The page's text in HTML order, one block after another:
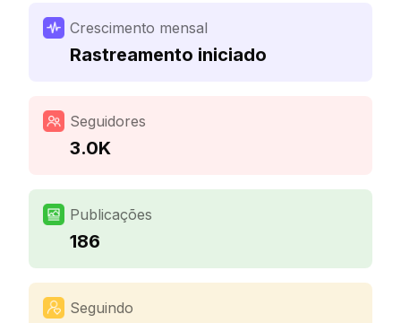
Crescimento mensal
Rastreamento iniciado
Seguidores
3.0K
Publicações
186
Seguindo